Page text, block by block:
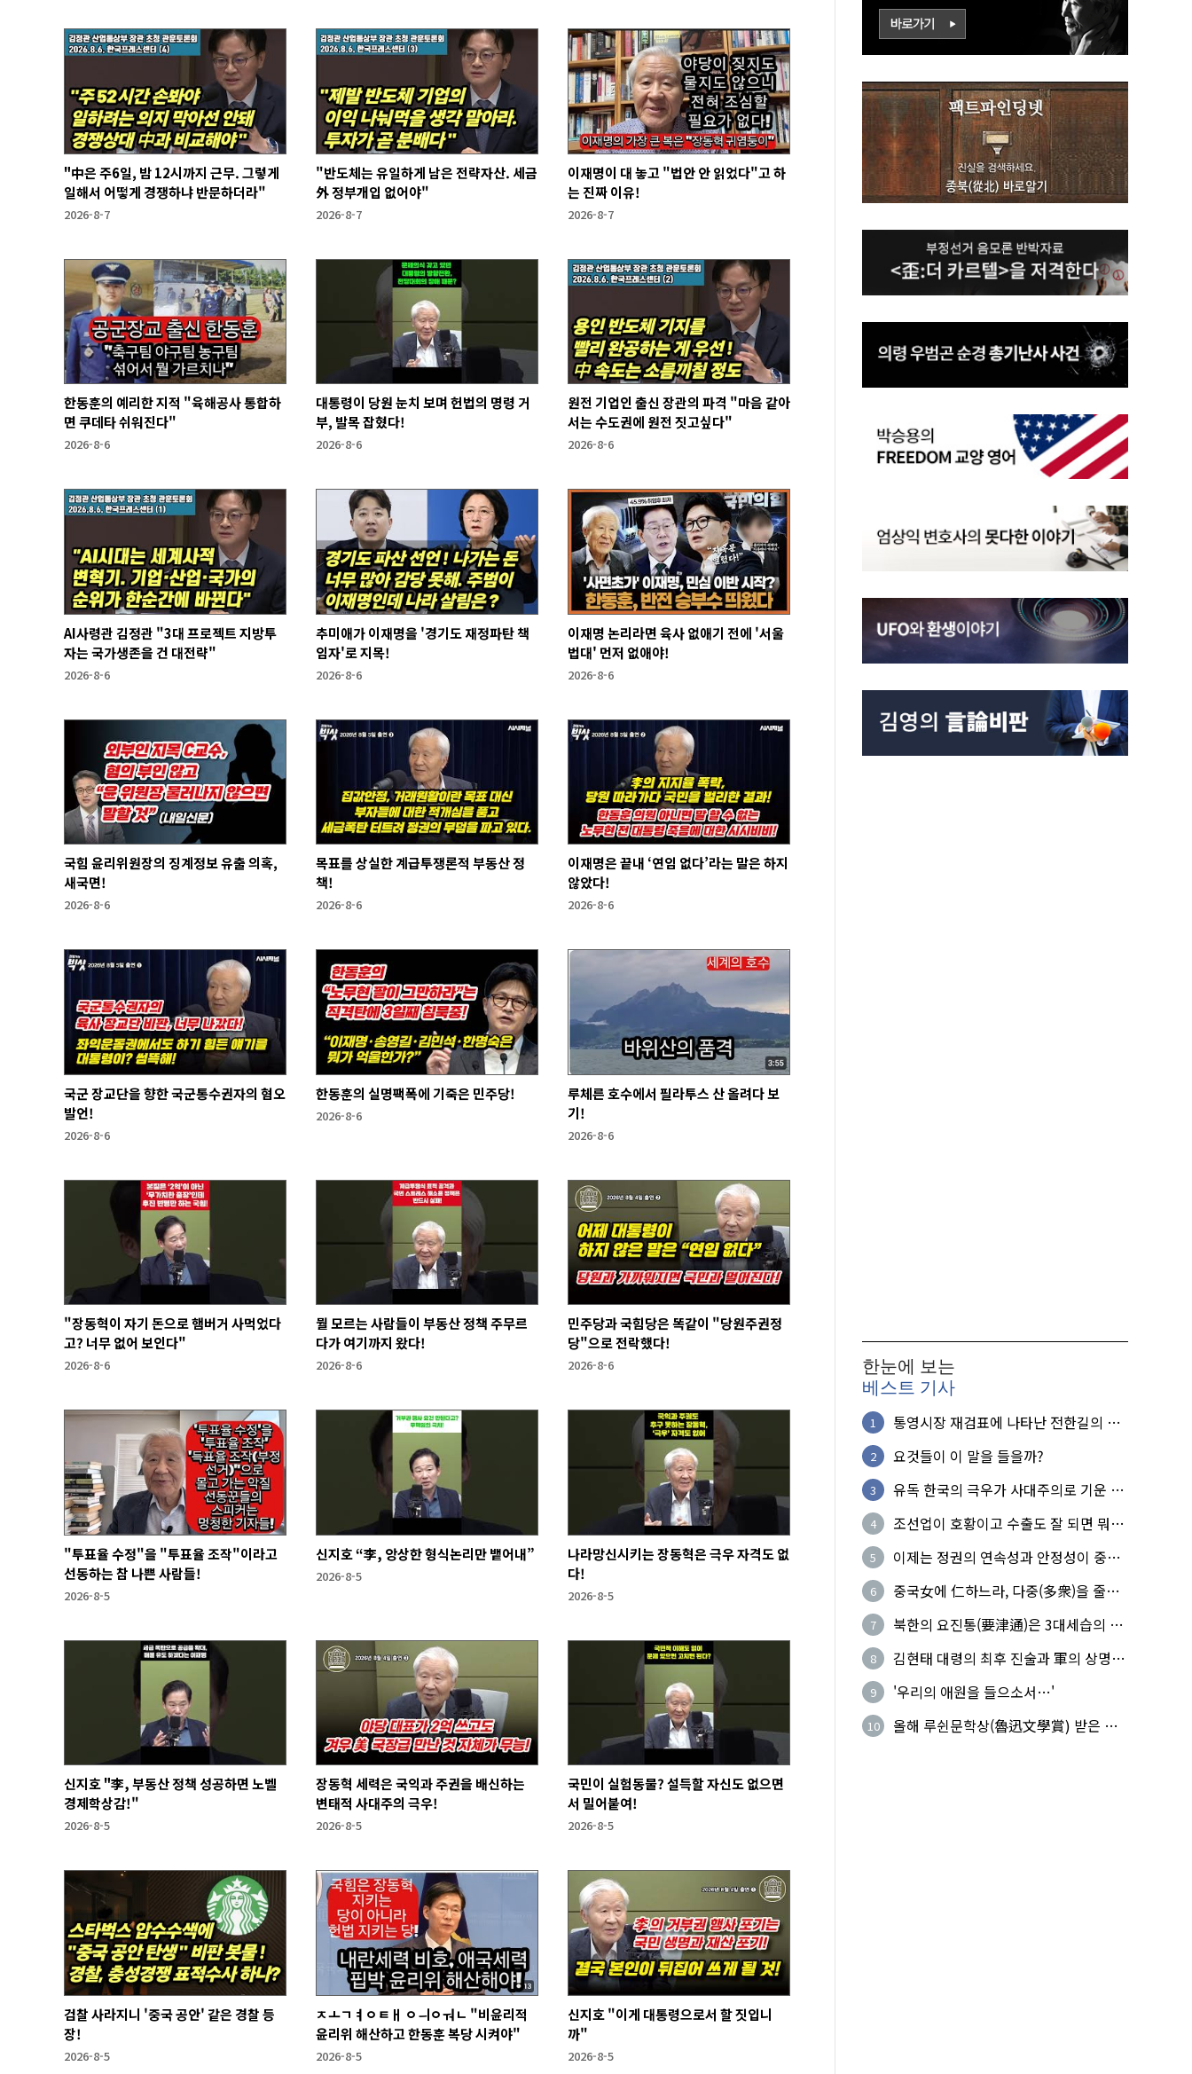
"中은 주6일, 밤 12시까지 근무. 그렇게
일해서 어떻게 경쟁하냐 반문하더라"
2026-8-7
"반도체는 유일하게 남은 전략자산. 세금
外 정부개입 없어야"
2026-8-7
이재명이 대 놓고 "법안 안 읽었다"고 하
는 진짜 이유!
2026-8-7
한동훈의 예리한 지적 "육해공사 통합하
면 쿠데타 쉬워진다"
2026-8-6
대통령이 당원 눈치 보며 헌법의 명령 거
부, 발목 잡혔다!
2026-8-6
원전 기업인 출신 장관의 파격 "마음 같아
서는 수도권에 원전 짓고싶다"
2026-8-6
AI사령관 김정관 "3대 프로젝트 지방투
자는 국가생존을 건 대전략"
2026-8-6
추미애가 이재명을 '경기도 재정파탄 책
임자'로 지목!
2026-8-6
이재명 논리라면 육사 없애기 전에 '서울
법대' 먼저 없애야!
2026-8-6
국힘 윤리위원장의 징계정보 유출 의혹,
새국면!
2026-8-6
목표를 상실한 계급투쟁론적 부동산 정
책!
2026-8-6
이재명은 끝내 ‘연임 없다’라는 말은 하지
않았다!
2026-8-6
국군 장교단을 향한 국군통수권자의 혐오
발언!
2026-8-6
한동훈의 실명팩폭에 기죽은 민주당!
2026-8-6
루체른 호수에서 필라투스 산 올려다 보
기!
2026-8-6
"장동혁이 자기 돈으로 햄버거 사먹었다
고? 너무 없어 보인다"
2026-8-6
뭘 모르는 사람들이 부동산 정책 주무르
다가 여기까지 왔다!
2026-8-6
민주당과 국힘당은 똑같이 "당원주권정
당"으로 전락했다!
2026-8-6
"투표율 수정"을 "투표율 조작"이라고
선동하는 참 나쁜 사람들!
2026-8-5
신지호 “李, 앙상한 형식논리만 뱉어내”
2026-8-5
나라망신시키는 장동혁은 극우 자격도 없
다!
2026-8-5
신지호 "李, 부동산 정책 성공하면 노벨
경제학상감!"
2026-8-5
장동혁 세력은 국익과 주권을 배신하는
변태적 사대주의 극우!
2026-8-5
국민이 실험동물? 설득할 자신도 없으면
서 밀어붙여!
2026-8-5
검찰 사라지니 '중국 공안' 같은 경찰 등
장!
2026-8-5
ㅈㅗㄱㅕㅇㅌㅐ ㅇㅢㅇㅝㄴ "비윤리적
윤리위 해산하고 한동훈 복당 시켜야"
2026-8-5
신지호 "이게 대통령으로서 할 짓입니
까"
2026-8-5
한눈에 보는
베스트 기사
1
통영시장 재검표에 나타난 전한길의 무
2 요것들이 이 말을 들을까?
3
유독 한국의 극우가 사대주의로 기운 이
4
조선업이 호황이고 수출도 잘 되면 뭐하
5
이제는 정권의 연속성과 안정성이 중요
6
중국女에 仁하느라, 다중(多衆)을 줄세
7
북한의 요진통(要津通)은 3대세습의 사
8
김현태 대령의 최후 진술과 軍의 상명하
9 '우리의 애원을 들으소서…'
10
올해 루쉰문학상(魯迅文學賞) 받은 왕